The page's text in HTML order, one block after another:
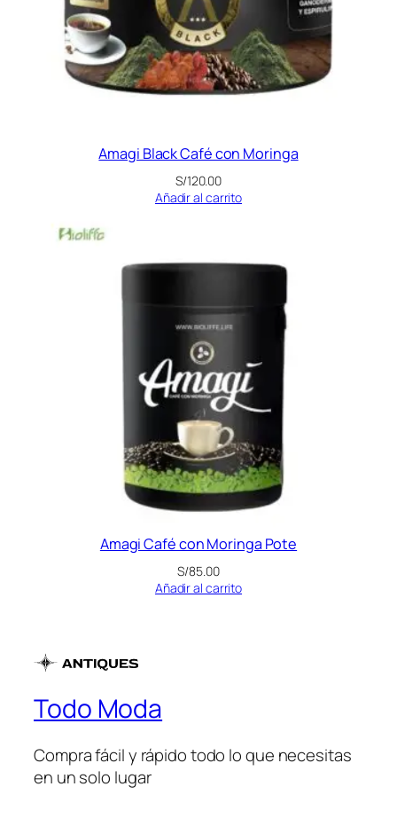
Amagi Black Café con Moringa
S/120.00
Añadir al carrito
Amagi Café con Moringa Pote
S/85.00
Añadir al carrito
Todo Moda
Compra fácil y rápido todo lo que necesitas
en un solo lugar